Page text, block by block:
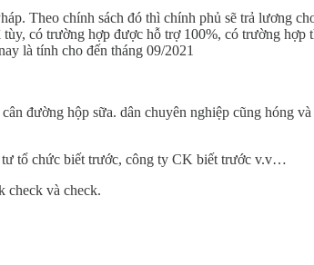
Theo chính sách đó thì chính phủ sẽ trả lương
có trường hợp được hỗ trợ 100%, có trường
là tính cho đến tháng 09/2021
đường hộp sữa. dân chuyên nghiệp cũng hóng
tổ chức biết trước, công ty CK biết trước v.v…
check và check.